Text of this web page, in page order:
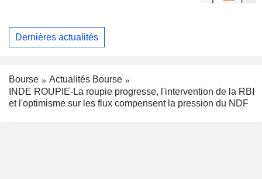
Dernières actualités
Bourse
Actualités Bourse
INDE ROUPIE-La roupie progresse, l'intervention de la RBI
et l'optimisme sur les flux compensent la pression du NDF